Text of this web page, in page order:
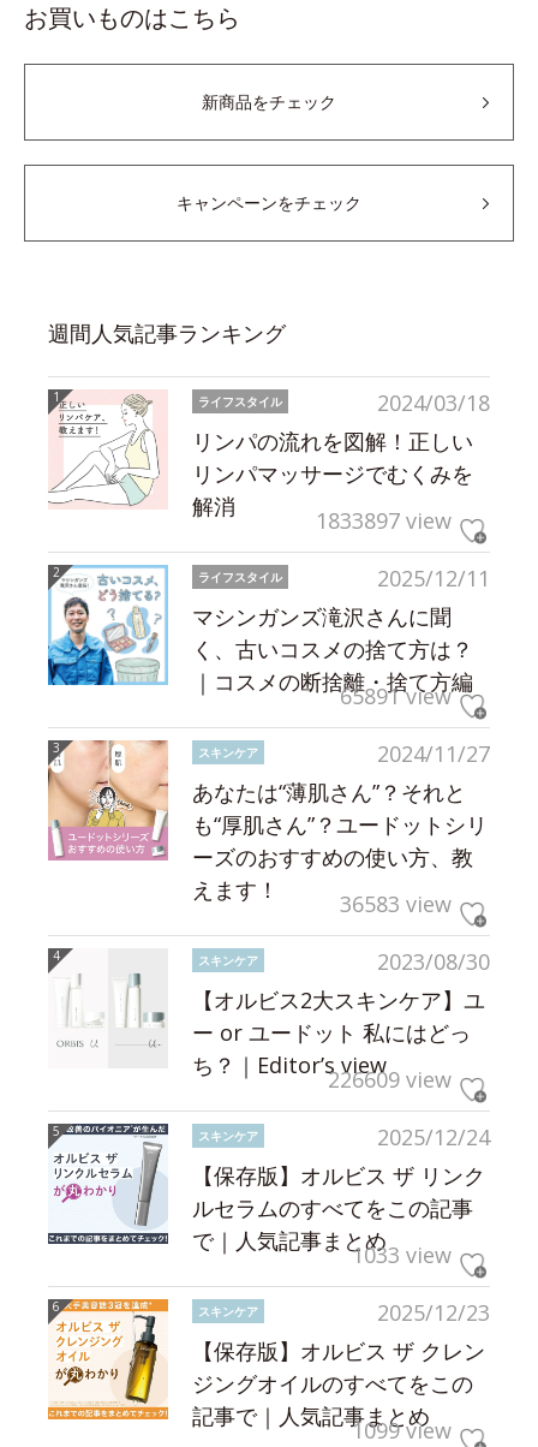
お買いものはこちら
新商品をチェック
キャンペーンをチェック
週間人気記事ランキング
2024/03/18
ライフスタイル
リンパの流れを図解！正しい
リンパマッサージでむくみを
解消
1833897 view
2025/12/11
ライフスタイル
マシンガンズ滝沢さんに聞
く、古いコスメの捨て方は？
｜コスメの断捨離・捨て方編
65891 view
2024/11/27
スキンケア
あなたは“薄肌さん”？それと
も“厚肌さん”？ユードットシリ
ーズのおすすめの使い方、教
えます！
36583 view
2023/08/30
スキンケア
【オルビス2大スキンケア】ユ
ー or ユードット 私にはどっ
ち？｜Editor’s view226609 view
2025/12/24
スキンケア
【保存版】オルビス ザ リンク
ルセラムのすべてをこの記事
で｜人気記事まとめ1033 view
2025/12/23
スキンケア
【保存版】オルビス ザ クレン
ジングオイルのすべてをこの
記事で｜人気記事まとめ
1099 view